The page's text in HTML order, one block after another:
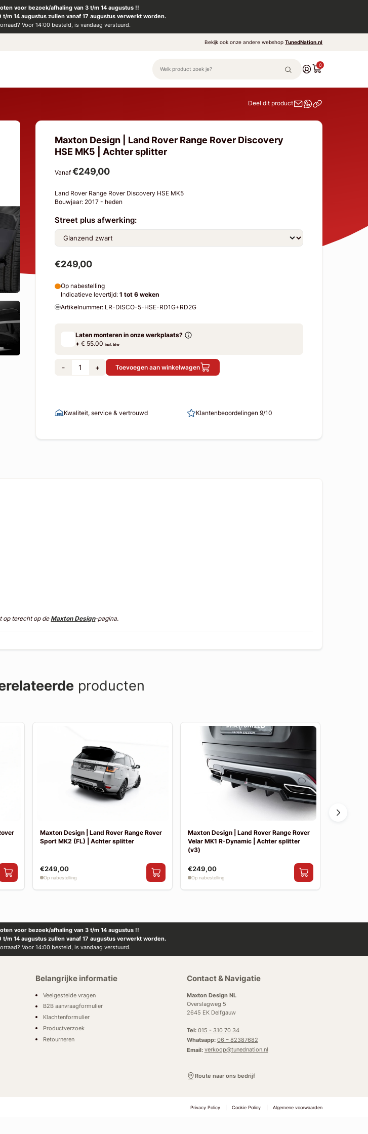
voor bezoek/afhaling van 3 t/m 14 augustus !!
m 14 augustus zullen vanaf 17 augustus verwerkt worden.
Voor 14:00 besteld, is vandaag verstuurd.
Bekijk ook onze andere webshopTunedNation.nl
0
Deel dit product
Maxton Design | Land Rover Range Rover Discovery
HSE MK5 | Achter splitter
Vanaf €249,00
Land Rover Range Rover Discovery HSE MK5
Bouwjaar: 2017 - heden
Street plus afwerking:
€249,00
Op nabestelling
Indicatieve levertijd: 1 tot 6 weken
Artikelnummer: LR-DISCO-5-HSE-RD1G+RD2G
Laten monteren in onze werkplaats?
+€ 55.00 incl. btw
- + Toevoegen aan winkelwagen
Kwaliteit, service & vertrouwd Klantenbeoordelingen 9/10
op terecht op deMaxton Design-pagina.
producten
Maxton Design | Land Rover Range Rover
Sport MK2 (FL) | Achter splitter
€249,00
Op nabestelling
Maxton Design | Land Rover Range Rover
Velar MK1 R-Dynamic | Achter splitter
(v3)
€249,00
Op nabestelling
voor bezoek/afhaling van 3 t/m 14 augustus !!
m 14 augustus zullen vanaf 17 augustus verwerkt worden.
Voor 14:00 besteld, is vandaag verstuurd.
Belangrijke informatie
Veelgestelde vragen
B2B aanvraagformulier
Klachtenformulier
Productverzoek
Retourneren
Contact & Navigatie
Maxton Design NL
Overslagweg 5
2645 EK Delfgauw
Tel: 015 - 310 70 34
Whatsapp: 06 – 82387682
Email: verkoop@tunednation.nl
Route naar ons bedrijf
Privacy Policy Cookie Policy Algemene voorwaarden